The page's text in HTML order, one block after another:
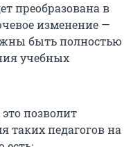
преобразована в
изменение —
быть полностью
учебных
позволит
таких педагогов на